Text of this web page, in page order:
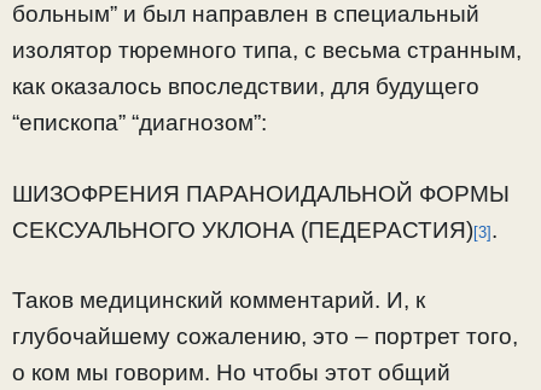
больным” и был направлен в специальный
изолятор тюремного типа, с весьма странным,
как оказалось впоследствии, для будущего
“епископа” “диагнозом”:
ШИЗОФРЕНИЯ ПАРАНОИДАЛЬНОЙ ФОРМЫ
СЕКСУАЛЬНОГО УКЛОНА (ПЕДЕРАСТИЯ)[3].
Таков медицинский комментарий. И, к
глубочайшему сожалению, это – портрет того,
о ком мы говорим. Но чтобы этот общий